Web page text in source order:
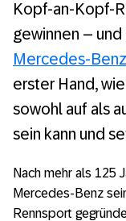
Kopf-an-Kopf-
gewinnen –
Mercedes-
erster Hand,
sowohl auf als
sein kann und
Nach mehr als 125
Mercedes-Benz
Rennsport